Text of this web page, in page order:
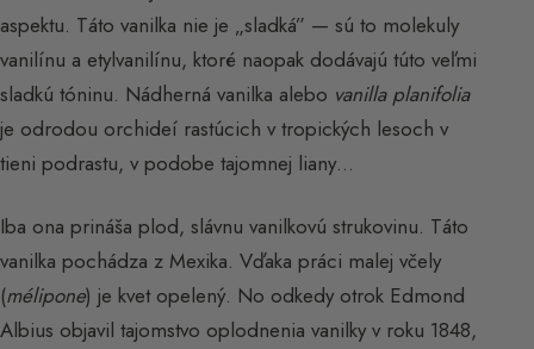
aspektu. Táto vanilka nie je „sladká” — sú to molekuly
vanilínu a etylvanilínu, ktoré naopak dodávajú túto veľmi
sladkú tóninu. Nádherná vanilka alebo vanilla planifolia
je odrodou orchideí rastúcich v tropických lesoch v
tieni podrastu, v podobe tajomnej liany…
Iba ona prináša plod, slávnu vanilkovú strukovinu. Táto
vanilka pochádza z Mexika. Vďaka práci malej včely
(mélipone) je kvet opelený. No odkedy otrok Edmond
Albius objavil tajomstvo oplodnenia vanilky v roku 1848,